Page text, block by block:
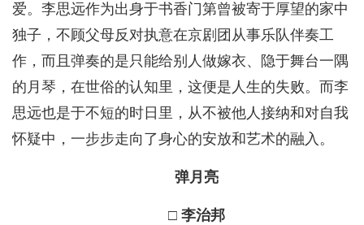
爱。李思远作为出身于书香门第曾被寄于厚望的家中
独子，不顾父母反对执意在京剧团从事乐队伴奏工
作，而且弹奏的是只能给别人做嫁衣、隐于舞台一隅
的月琴，在世俗的认知里，这便是人生的失败。而李
思远也是于不短的时日里，从不被他人接纳和对自我
怀疑中，一步步走向了身心的安放和艺术的融入。
弹月亮
□ 李治邦